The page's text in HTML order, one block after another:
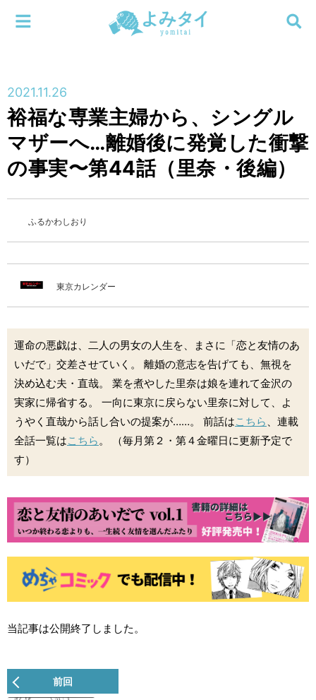
連載
新刊
編集部
検索する
メニューを閉じる
2021.11.26
裕福な専業主婦から、シングル
マザーへ…離婚後に発覚した衝撃
の事実〜第44話（里奈・後編）
ふるかわしおり
東京カレンダー
運命の悪戯は、二人の男女の人生を、まさに「恋と友情のあ
いだで」交差させていく。 離婚の意志を告げても、無視を
決め込む夫・直哉。 業を煮やした里奈は娘を連れて金沢の
実家に帰省する。 一向に東京に戻らない里奈に対して、よ
うやく直哉から話し合いの提案が……。 前話はこちら 、連載
全話一覧はこちら。 （毎月第２・第４金曜日に更新予定で
す）
当記事は公開終了しました。
前回